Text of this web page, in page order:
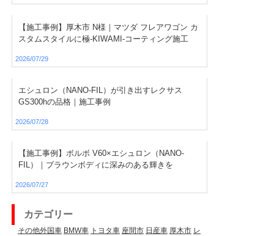
【施工事例】厚木市 N様｜マツダ フレアワゴン カ
スタムスタイルに極-KIWAMI-コーティング施工
2026/07/29
エシュロン（NANO-FIL）が引き出すレクサス
GS300hの品格｜施工事例
2026/07/28
【施工事例】ボルボ V60×エシュロン（NANO-
FIL）｜ブラウンボディに深みのある輝きを
2026/07/27
カテゴリー
その他外国車 BMW車 トヨタ車 座間市 日産車 厚木市 レ